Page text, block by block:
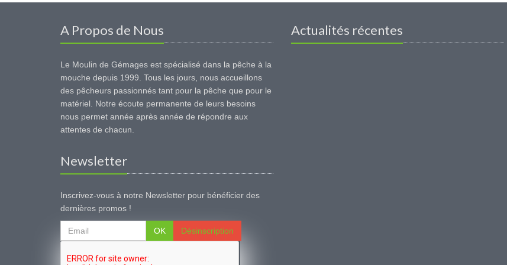
A Propos de Nous
Le Moulin de Gémages est spécialisé dans la pêche à la
mouche depuis 1999. Tous les jours, nous accueillons
des pêcheurs passionnés tant pour la pêche que pour le
matériel. Notre écoute permanente de leurs besoins
nous permet année après année de répondre aux
attentes de chacun.
Newsletter
Inscrivez-vous à notre Newsletter pour bénéficier des
dernières promos !
OK Désinscription
Actualités récentes